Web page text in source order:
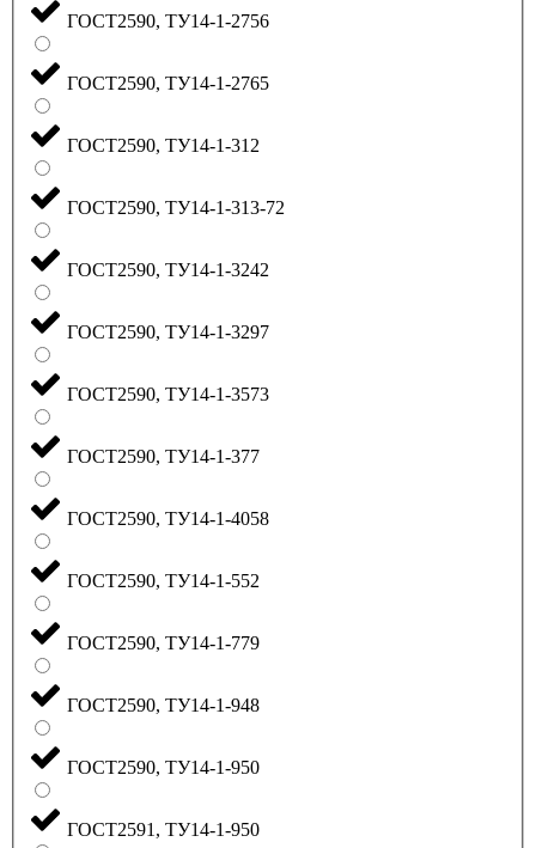
ГОСТ2590, ТУ14-1-2756
ГОСТ2590, ТУ14-1-2765
ГОСТ2590, ТУ14-1-312
ГОСТ2590, ТУ14-1-313-72
ГОСТ2590, ТУ14-1-3242
ГОСТ2590, ТУ14-1-3297
ГОСТ2590, ТУ14-1-3573
ГОСТ2590, ТУ14-1-377
ГОСТ2590, ТУ14-1-4058
ГОСТ2590, ТУ14-1-552
ГОСТ2590, ТУ14-1-779
ГОСТ2590, ТУ14-1-948
ГОСТ2590, ТУ14-1-950
ГОСТ2591, ТУ14-1-950